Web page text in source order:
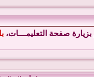
صفحة التعليمـــات،